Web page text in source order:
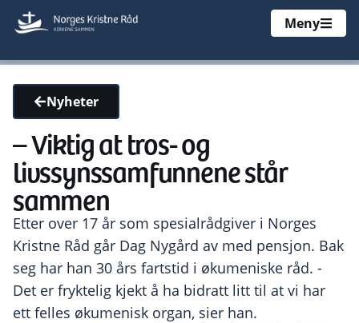
Meny
Nyheter
– Viktig at tros- og
livssynssamfunnene står
sammen
Etter over 17 år som spesialrådgiver i Norges
Kristne Råd går Dag Nygård av med pensjon. Bak
seg har han 30 års fartstid i økumeniske råd. -
Det er fryktelig kjekt å ha bidratt litt til at vi har
ett felles økumenisk organ, sier han.